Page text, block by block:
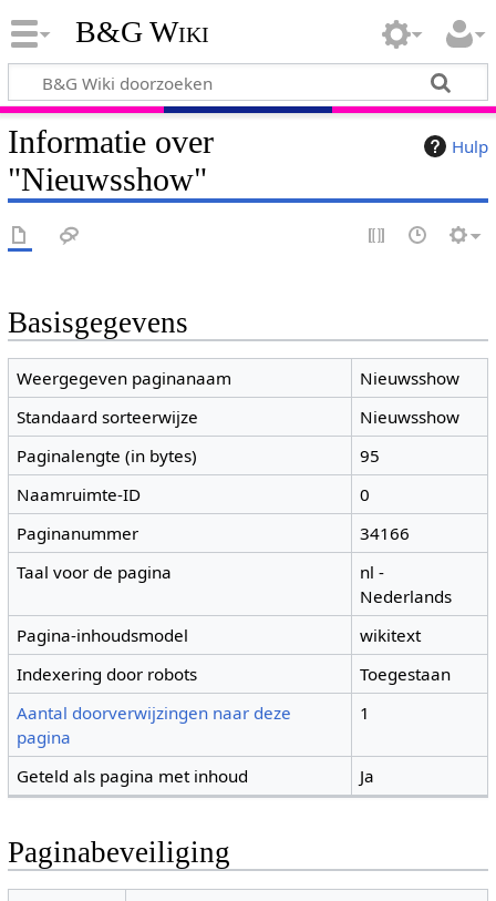
B&G Wiki
Hulp
Informatie over
"Nieuwsshow"
Basisgegevens
Weergegeven paginanaam
Nieuwsshow
Standaard sorteerwijze
Nieuwsshow
Paginalengte (in bytes)
95
Naamruimte-ID
0
Paginanummer
34166
Taal voor de pagina
nl -
Nederlands
Pagina-inhoudsmodel
wikitext
Indexering door robots
Toegestaan
Aantal doorverwijzingen naar deze
pagina
1
Geteld als pagina met inhoud Ja
Paginabeveiliging